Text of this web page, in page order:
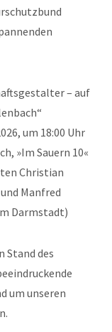
– auf
um 18:00 Uhr
»Im Sauern 10«
Christian
Manfred
Darmstadt)
Stand des
um unseren